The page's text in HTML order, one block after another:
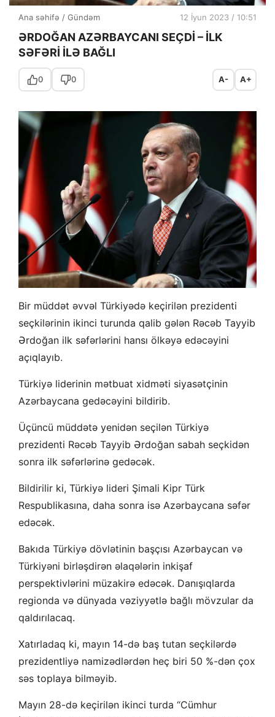
Ana səhifə / Gündəm 12 İyun 2023 / 10:51
ƏRDOĞAN AZƏRBAYCANI SEÇDİ – İLK
SƏFƏRİ İLƏ BAĞLI
0 0 A- A+
Bir müddət əvvəl Türkiyədə keçirilən prezidenti
seçkilərinin ikinci turunda qalib gələn Rəcəb Tayyib
Ərdoğan ilk səfərlərini hansı ölkəyə edəcəyini
açıqlayıb.
Türkiyə liderinin mətbuat xidməti siyasətçinin
Azərbaycana gedəcəyini bildirib.
Üçüncü müddətə yenidən seçilən Türkiyə
prezidenti Rəcəb Tayyib Ərdoğan sabah seçkidən
sonra ilk səfərlərinə gedəcək.
Bildirilir ki, Türkiyə lideri Şimali Kipr Türk
Respublikasına, daha sonra isə Azərbaycana səfər
edəcək.
Bakıda Türkiyə dövlətinin başçısı Azərbaycan və
Türkiyəni birləşdirən əlaqələrin inkişaf
perspektivlərini müzakirə edəcək. Danışıqlarda
regionda və dünyada vəziyyətlə bağlı mövzular da
qaldırılacaq.
Xatırladaq ki, mayın 14-də baş tutan seçkilərdə
prezidentliyə namizədlərdən heç biri 50 %-dən çox
səs toplaya bilməyib.
Mayın 28-də keçirilən ikinci turda “Cümhur